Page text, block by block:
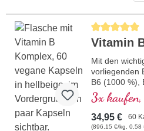
Vitamin
Mit den
vorliegenden
B6 (1000 %),
(400 %)
Mit
3x
34,95 € 60
(896,15 €/kg, 0,58